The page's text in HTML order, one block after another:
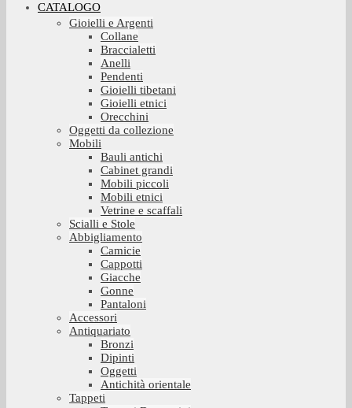
CATALOGO
Gioielli e Argenti
Collane
Braccialetti
Anelli
Pendenti
Gioielli tibetani
Gioielli etnici
Orecchini
Oggetti da collezione
Mobili
Bauli antichi
Cabinet grandi
Mobili piccoli
Mobili etnici
Vetrine e scaffali
Scialli e Stole
Abbigliamento
Camicie
Cappotti
Giacche
Gonne
Pantaloni
Accessori
Antiquariato
Bronzi
Dipinti
Oggetti
Antichità orientale
Tappeti